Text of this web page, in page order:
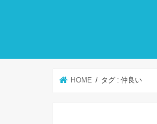
HOME タグ : 仲良い